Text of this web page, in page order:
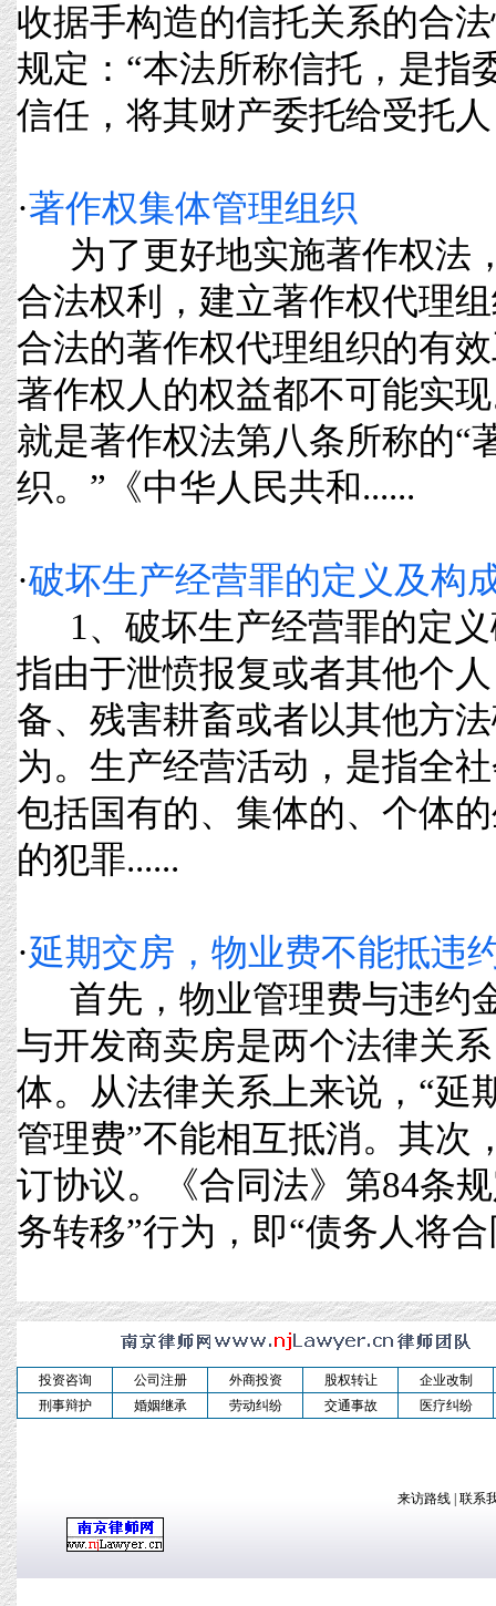
收据手构造的信托关系的合
规定：“本法所称信托，是指
信任，将其财产委托给受托
·著作权集体管理组织
为了更好地实施著作权法
合法权利，建立著作权代理
合法的著作权代理组织的有
著作权人的权益都不可能实
就是著作权法第八条所称的“
织。”《中华人民共和......
·破坏生产经营罪的定义及构
1、破坏生产经营罪的定义
指由于泄愤报复或者其他个
备、残害耕畜或者以其他方
为。生产经营活动，是指全
包括国有的、集体的、个体
的犯罪......
·延期交房，物业费不能抵违
首先，物业管理费与违约
与开发商卖房是两个法律关
体。从法律关系上来说，“延
管理费”不能相互抵消。其次
订协议。《合同法》第84条
务转移”行为，即“债务人将合
投资咨询 公司注册 外商投资 股权转让
企业改制
刑事辩护
婚姻继承 劳动纠纷 交通事故 医疗纠纷
来访路线 联系